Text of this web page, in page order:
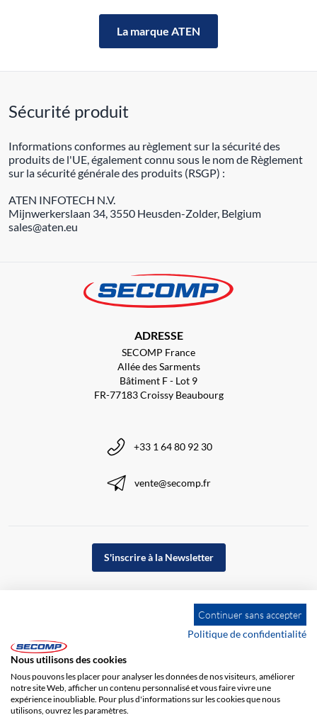
La marque ATEN
Sécurité produit
Informations conformes au règlement sur la sécurité des
produits de l'UE, également connu sous le nom de Règlement
sur la sécurité générale des produits (RSGP) :
ATEN INFOTECH N.V.
Mijnwerkerslaan 34, 3550 Heusden-Zolder, Belgium
sales@aten.eu
ADRESSE
SECOMP France
Allée des Sarments
Bâtiment F - Lot 9
FR-77183 Croissy Beaubourg
+33 1 64 80 92 30
vente@secomp.fr
S'inscrire à la Newsletter
Continuer sans accepter
Politique de confidentialité
Nous utilisons des cookies
Nous pouvons les placer pour analyser les données de nos visiteurs, améliorer
notre site Web, afficher un contenu personnalisé et vous faire vivre une
expérience inoubliable. Pour plus d'informations sur les cookies que nous
utilisons, ouvrez les paramètres.